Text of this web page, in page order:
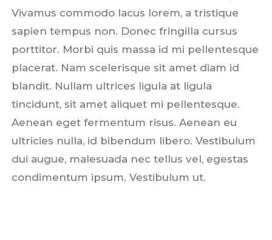
Vivamus commodo lacus lorem, a tristique
sapien tempus non. Donec fringilla cursus
porttitor. Morbi quis massa id mi pellentesque
placerat. Nam scelerisque sit amet diam id
blandit. Nullam ultrices ligula at ligula
tincidunt, sit amet aliquet mi pellentesque.
Aenean eget fermentum risus. Aenean eu
ultricies nulla, id bibendum libero. Vestibulum
dui augue, malesuada nec tellus vel, egestas
condimentum ipsum. Vestibulum ut.